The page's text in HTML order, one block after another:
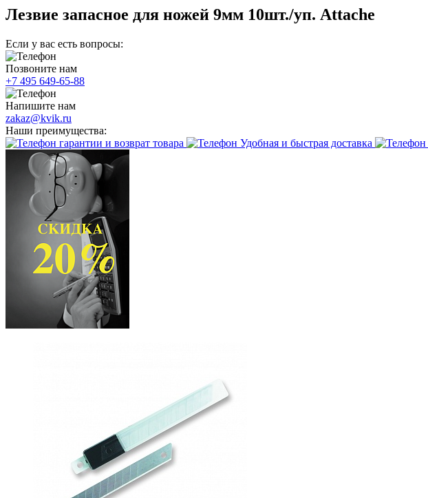
Лезвие запасное для ножей 9мм 10шт./уп. Attache
Если у вас есть вопросы:
Позвоните нам
+7 495 649-65-88
Напишите нам
zakaz@kvik.ru
Наши преимущества:
гарантии и возврат товара
Удобная и быстрая доставка